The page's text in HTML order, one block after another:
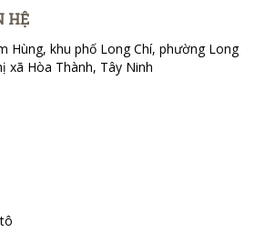
HỆ
Hùng, khu phố Long Chí, phường Long
xã Hòa Thành, Tây Ninh